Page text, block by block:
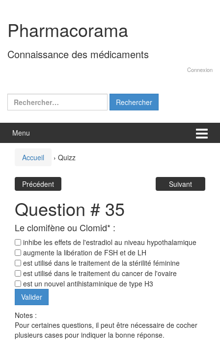
contenu
menu
principal
Pharmacorama
Connaissance des médicaments
Connexion
Rechercher :
Menu
Accueil › Quizz
Précédent Suivant
Question # 35
Le clomifène ou Clomid* :
inhibe les effets de l'estradiol au niveau hypothalamique
augmente la libération de FSH et de LH
est utilisé dans le traitement de la stérilité féminine
est utilisé dans le traitement du cancer de l'ovaire
est un nouvel antihistaminique de type H3
Notes :
Pour certaines questions, il peut être nécessaire de cocher
plusieurs cases pour indiquer la bonne réponse.